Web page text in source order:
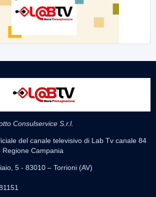
Consulservice S.r.l.
del canale televisivo di Lab Tv canale 84
Campania
5 - 83010 – Torrioni (AV)